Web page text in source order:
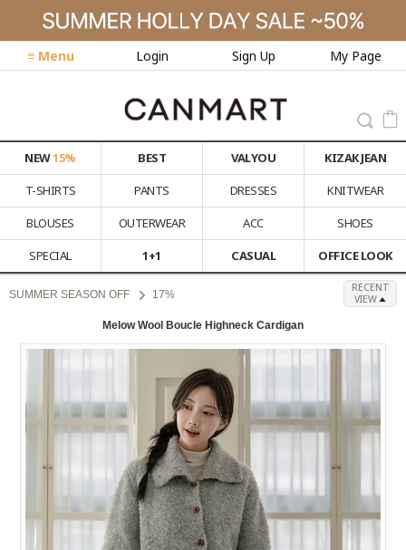
≡ Menu Login Sign Up My Page
NEW15% BEST VALYOU
KIZAK JEAN
T-SHIRTS
PANTS DRESSES
KNITWEAR
BLOUSES
OUTERWEAR ACC
SHOES
SPECIAL
1+1 CASUAL OFFICE LOOK
SUMMER SEASON OFF 17%
RECENT
VIEW
Melow Wool Boucle Highneck Cardigan